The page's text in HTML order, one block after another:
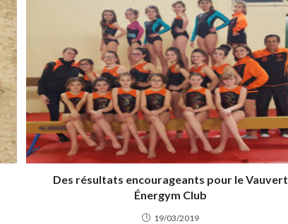
Des résultats encourageants pour le Vauvert
Énergym Club
19/03/2019